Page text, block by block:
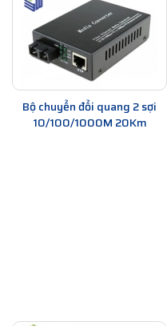
Bộ chuyển đổi quang 2 sợi
10/100/1000M 20Km